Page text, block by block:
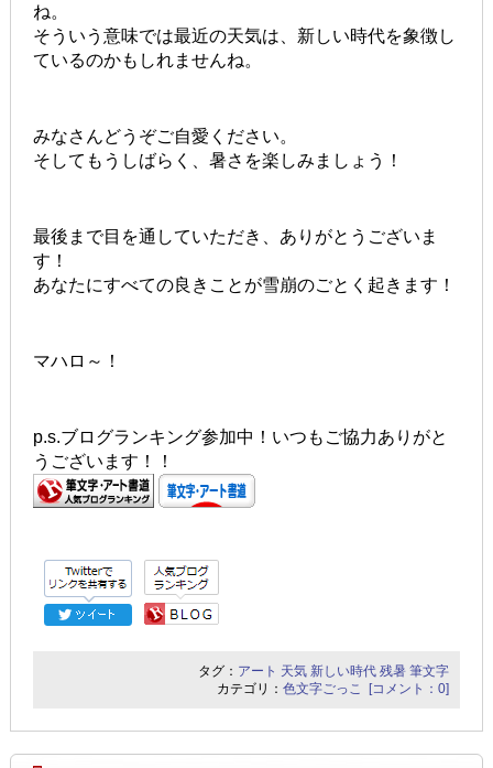
ね。
そういう意味では最近の天気は、新しい時代を象徴し
ているのかもしれませんね。
みなさんどうぞご自愛ください。
そしてもうしばらく、暑さを楽しみましょう！
最後まで目を通していただき、ありがとうございま
す！
あなたにすべての良きことが雪崩のごとく起きます！
マハロ～！
p.s.ブログランキング参加中！いつもご協力ありがと
うございます！！
タグ： アート 天気 新しい時代 残暑 筆文字
カテゴリ：色文字ごっこ [コメント：0]